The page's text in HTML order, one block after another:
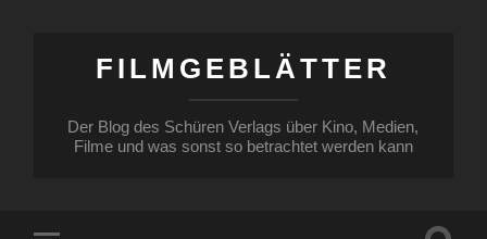
FILMGEBLÄTTER
Der Blog des Schüren Verlags über Kino, Medien,
Filme und was sonst so betrachtet werden kann